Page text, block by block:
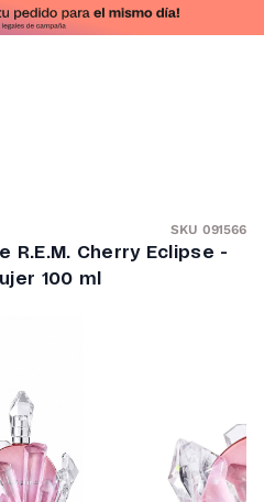
SKU 091566
R.E.M. Cherry Eclipse -
100 ml